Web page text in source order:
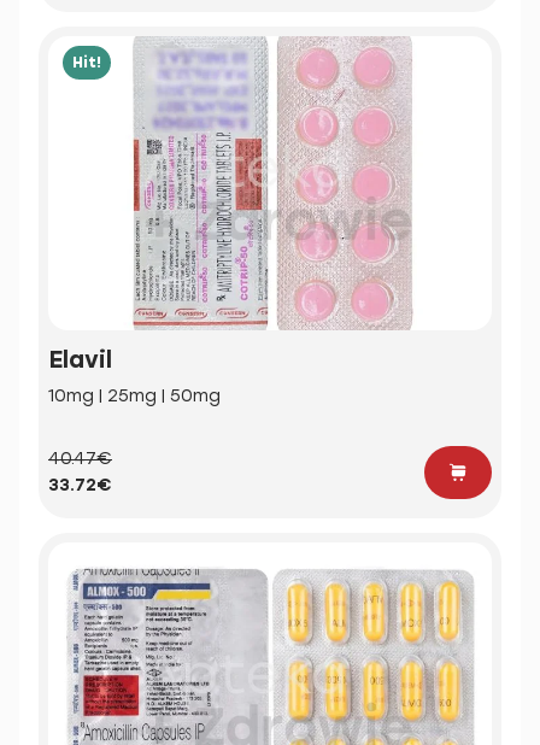
Hit!
Elavil
10mg | 25mg | 50mg
40.47€
33.72€